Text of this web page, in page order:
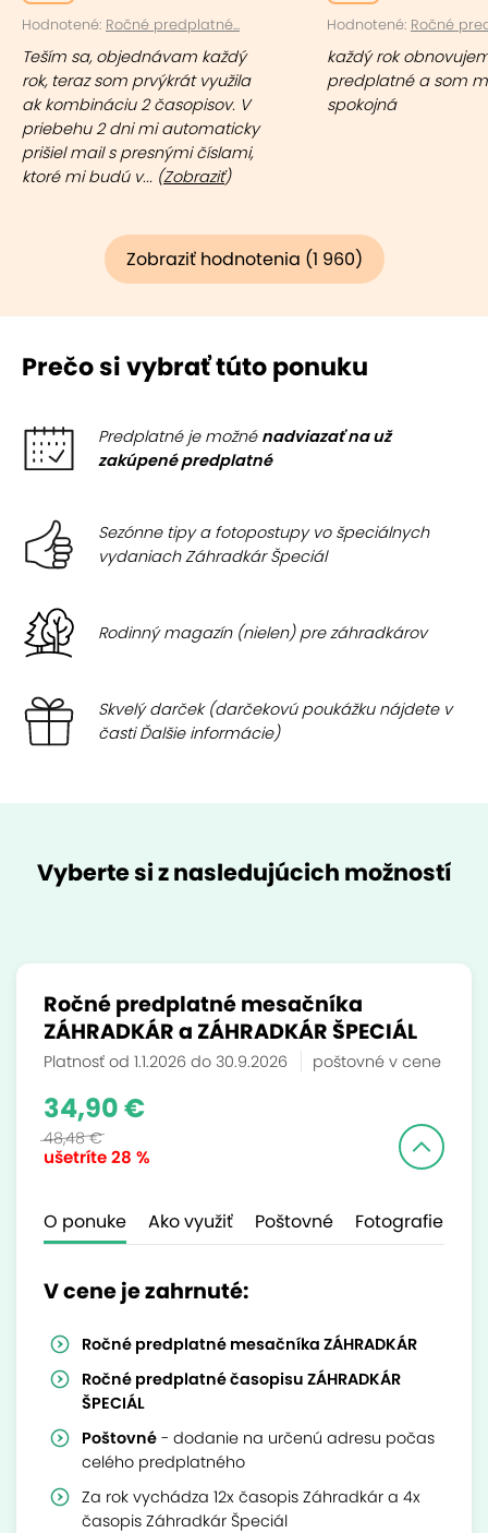
Hodnotené: Ročné predplatné...
Teším sa, objednávam každý
rok, teraz som prvýkrát využila
ak kombináciu 2 časopisov. V
priebehu 2 dni mi automaticky
prišiel mail s presnými číslami,
ktoré mi budú v... (Zobraziť)
Hodnotené: Ročné
každý rok
predplatné a som
spokojná
Zobraziť hodnotenia (1 960)
Prečo si vybrať túto ponuku
Predplatné je možné nadviazať na už
zakúpené predplatné
Sezónne tipy a fotopostupy vo špeciálnych
vydaniach Záhradkár Špeciál
Rodinný magazín (nielen) pre záhradkárov
Skvelý darček (darčekovú poukážku nájdete v
časti Ďalšie informácie)
Vyberte si z nasledujúcich možností
Ročné predplatné mesačníka
ZÁHRADKÁR a ZÁHRADKÁR ŠPECIÁL
Platnosť od 1.1.2026 do 30.9.2026 poštovné v cene
ušetríte28 %
34,90 €
48,48 €
O ponuke Ako využiť Poštovné Fotografie
V cene je zahrnuté:
Ročné predplatné mesačníka ZÁHRADKÁR
Ročné predplatné časopisu ZÁHRADKÁR
ŠPECIÁL
Poštovné - dodanie na určenú adresu počas
celého predplatného
Za rok vychádza 12x časopis Záhradkár a 4x
časopis Záhradkár Špeciál